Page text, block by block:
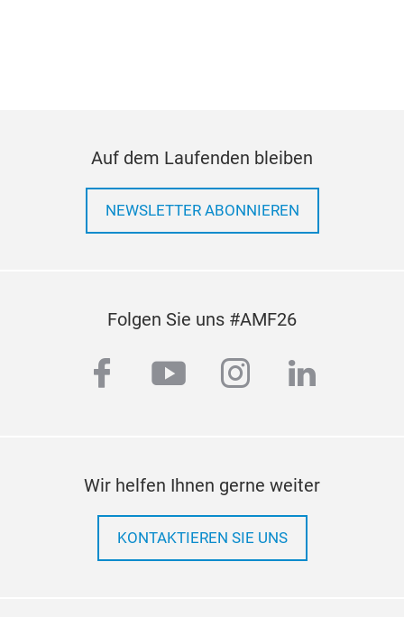
Auf dem Laufenden bleiben
NEWSLETTER ABONNIEREN
Folgen Sie uns #AMF26
facebook
youtubeinstagram
linkedin
Wir helfen Ihnen gerne weiter
KONTAKTIEREN SIE UNS